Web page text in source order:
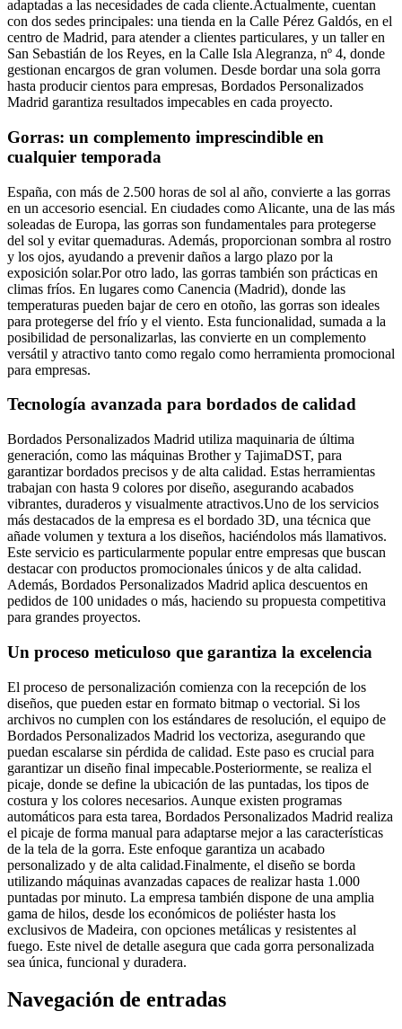
adaptadas a las necesidades de cada cliente.Actualmente, cuentan
con dos sedes principales: una tienda en la Calle Pérez Galdós, en el
centro de Madrid, para atender a clientes particulares, y un taller en
San Sebastián de los Reyes, en la Calle Isla Alegranza, nº 4, donde
gestionan encargos de gran volumen. Desde bordar una sola gorra
hasta producir cientos para empresas, Bordados Personalizados
Madrid garantiza resultados impecables en cada proyecto.
Gorras: un complemento imprescindible en
cualquier temporada
España, con más de 2.500 horas de sol al año, convierte a las gorras
en un accesorio esencial. En ciudades como Alicante, una de las más
soleadas de Europa, las gorras son fundamentales para protegerse
del sol y evitar quemaduras. Además, proporcionan sombra al rostro
y los ojos, ayudando a prevenir daños a largo plazo por la
exposición solar.Por otro lado, las gorras también son prácticas en
climas fríos. En lugares como Canencia (Madrid), donde las
temperaturas pueden bajar de cero en otoño, las gorras son ideales
para protegerse del frío y el viento. Esta funcionalidad, sumada a la
posibilidad de personalizarlas, las convierte en un complemento
versátil y atractivo tanto como regalo como herramienta promocional
para empresas.
Tecnología avanzada para bordados de calidad
Bordados Personalizados Madrid utiliza maquinaria de última
generación, como las máquinas Brother y TajimaDST, para
garantizar bordados precisos y de alta calidad. Estas herramientas
trabajan con hasta 9 colores por diseño, asegurando acabados
vibrantes, duraderos y visualmente atractivos.Uno de los servicios
más destacados de la empresa es el bordado 3D, una técnica que
añade volumen y textura a los diseños, haciéndolos más llamativos.
Este servicio es particularmente popular entre empresas que buscan
destacar con productos promocionales únicos y de alta calidad.
Además, Bordados Personalizados Madrid aplica descuentos en
pedidos de 100 unidades o más, haciendo su propuesta competitiva
para grandes proyectos.
Un proceso meticuloso que garantiza la excelencia
El proceso de personalización comienza con la recepción de los
diseños, que pueden estar en formato bitmap o vectorial. Si los
archivos no cumplen con los estándares de resolución, el equipo de
Bordados Personalizados Madrid los vectoriza, asegurando que
puedan escalarse sin pérdida de calidad. Este paso es crucial para
garantizar un diseño final impecable.Posteriormente, se realiza el
picaje, donde se define la ubicación de las puntadas, los tipos de
costura y los colores necesarios. Aunque existen programas
automáticos para esta tarea, Bordados Personalizados Madrid realiza
el picaje de forma manual para adaptarse mejor a las características
de la tela de la gorra. Este enfoque garantiza un acabado
personalizado y de alta calidad.Finalmente, el diseño se borda
utilizando máquinas avanzadas capaces de realizar hasta 1.000
puntadas por minuto. La empresa también dispone de una amplia
gama de hilos, desde los económicos de poliéster hasta los
exclusivos de Madeira, con opciones metálicas y resistentes al
fuego. Este nivel de detalle asegura que cada gorra personalizada
sea única, funcional y duradera.
Navegación de entradas